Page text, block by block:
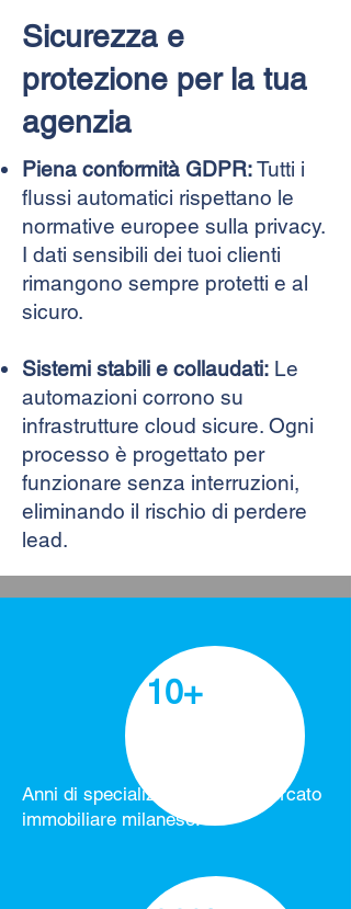
Sicurezza e
protezione per la tua
agenzia
Piena conformità GDPR:Tutti i
flussi automatici rispettano le
normative europee sulla privacy.
I dati sensibili dei tuoi clienti
rimangono sempre protetti e al
sicuro.
Sistemi stabili e collaudati: Le
automazioni corrono su
infrastrutture cloud sicure. Ogni
processo è progettato per
funzionare senza interruzioni,
eliminando il rischio di perdere
lead.
10+
Anni di specializzazione nel mercato
immobiliare milanese.